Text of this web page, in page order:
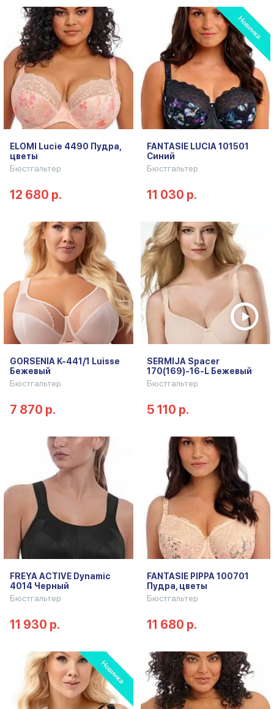
ELOMI Lucie 4490 Пудра,
цветы
Бюстгальтер
12 680 р.
FANTASIE LUCIA 101501
Синий
Бюстгальтер
11 030 р.
GORSENIA K-441/1 Luisse
Бежевый
Бюстгальтер
7 870 р.
SERMIJA Spacer
170(169)-16-L Бежевый
Бюстгальтер
5 110 р.
FREYA ACTIVE Dynamic
4014 Черный
Бюстгальтер
11 930 р.
FANTASIE PIPPA 100701
Пудра, цветы
Бюстгальтер
11 680 р.